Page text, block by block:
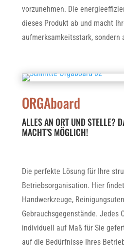
vorzunehmen. Die
dieses Produkt ab und macht
aufmerksamkeitsstark, sondern
ORGAboard
ALLES AN ORT UND STELLE?
MACHT’S MÖGLICH!
Die perfekte Lösung für Ihre
Betriebsorganisation. Hier
Handwerkzeuge,
Gebrauchsgegenstände. Jedes
individuell auf Maß für Sie
auf die Bedürfnisse Ihres